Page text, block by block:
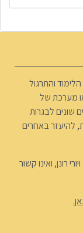
והתרגול
מערכת של
שונים לבגרות
להיעזר באחרים
רונן, ואינו קשור